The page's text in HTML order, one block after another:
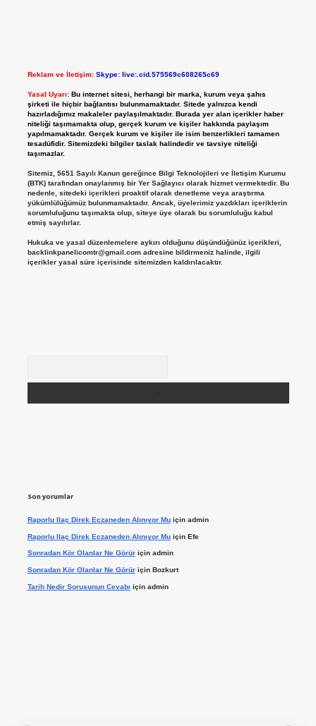
Reklam ve İletişim: Skype: live:.cid.575569c608265c69
Yasal Uyarı: Bu internet sitesi, herhangi bir marka, kurum veya şahıs
şirketi ile hiçbir bağlantısı bulunmamaktadır. Sitede yalnızca kendi
hazırladığımız makaleler paylaşılmaktadır. Burada yer alan içerikler haber
niteliği taşımamakta olup, gerçek kurum ve kişiler hakkında paylaşım
yapılmamaktadır. Gerçek kurum ve kişiler ile isim benzerlikleri tamamen
tesadüfidir. Sitemizdeki bilgiler taslak halindedir ve tavsiye niteliği
taşımazlar.
Sitemiz, 5651 Sayılı Kanun gereğince Bilgi Teknolojileri ve İletişim Kurumu
(BTK) tarafından onaylanmış bir Yer Sağlayıcı olarak hizmet vermektedir. Bu
nedenle, sitedeki içerikleri proaktif olarak denetleme veya araştırma
yükümlülüğümüz bulunmamaktadır. Ancak, üyelerimiz yazdıkları içeriklerin
sorumluluğunu taşımakta olup, siteye üye olarak bu sorumluluğu kabul
etmiş sayılırlar.
Hukuka ve yasal düzenlemelere aykırı olduğunu düşündüğünüz içerikleri,
backlinkpanelicomtr@gmail.comadresine bildirmeniz halinde, ilgili
içerikler yasal süre içerisinde sitemizden kaldırılacaktır.
Son yorumlar
Raporlu Ilaç Direk Eczaneden Alınıyor Muiçin admin
Raporlu Ilaç Direk Eczaneden Alınıyor Muiçin Efe
Sonradan Kör Olanlar Ne Görüriçin admin
Sonradan Kör Olanlar Ne Görüriçin Bozkurt
Tarih Nedir Sorusunun Cevabı için admin